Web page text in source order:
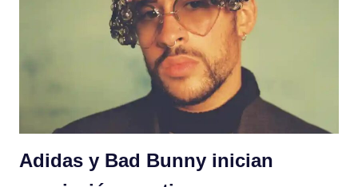
Adidas y Bad Bunny inician